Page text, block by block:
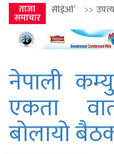
ताजा
समाचार
उपत्यकामा श्रृंखलाबद्ध
नेपाली
एकता
बोलायो